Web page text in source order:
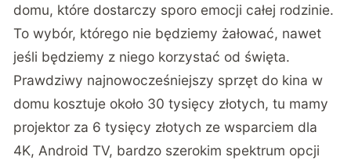
domu, które dostarczy sporo emocji całej rodzinie.
To wybór, którego nie będziemy żałować, nawet
jeśli będziemy z niego korzystać od święta.
Prawdziwy najnowocześniejszy sprzęt do kina w
domu kosztuje około 30 tysięcy złotych, tu mamy
projektor za 6 tysięcy złotych ze wsparciem dla
4K, Android TV, bardzo szerokim spektrum opcji